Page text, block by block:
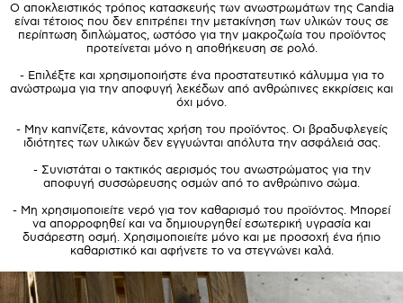
Ο αποκλειστικός τρόπος κατασκευής των ανωστρωμάτων της Candia
είναι τέτοιος που δεν επιτρέπει την μετακίνηση των υλικών τους σε
περίπτωση διπλώματος, ωστόσο για την μακροζωία του προϊόντος
προτείνεται μόνο η αποθήκευση σε ρολό.
- Επιλέξτε και χρησιμοποιήστε ένα προστατευτικό κάλυμμα για το
ανώστρωμα για την αποφυγή λεκέδων από ανθρώπινες εκκρίσεις και
όχι μόνο.
- Μην καπνίζετε, κάνοντας χρήση του προϊόντος. Οι βραδυφλεγείς
ιδιότητες των υλικών δεν εγγυώνται απόλυτα την ασφάλειά σας.
- Συνιστάται ο τακτικός αερισμός του ανωστρώματος για την
αποφυγή συσσώρευσης οσμών από το ανθρώπινο σώμα.
- Μη χρησιμοποιείτε νερό για τον καθαρισμό του προϊόντος. Μπορεί
να απορροφηθεί και να δημιουργηθεί εσωτερική υγρασία και
δυσάρεστη οσμή. Χρησιμοποιείτε μόνο και με προσοχή ένα ήπιο
καθαριστικό και αφήνετε το να στεγνώνει καλά.